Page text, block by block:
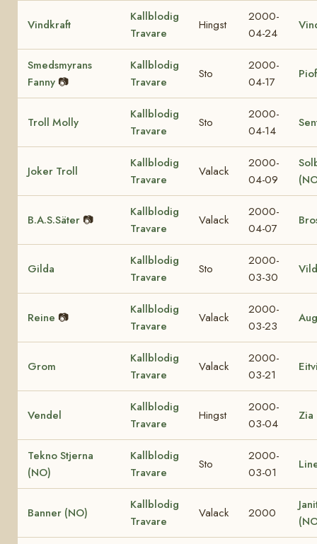
Vindkraft
Kallblodig
Travare
Hingst
2000-
04-24
Smedsmyrans
Fanny 📷
Kallblodig
Travare
Sto
2000-
04-17
Troll Molly
Kallblodig
Travare
Sto
2000-
04-14
Joker Troll
Kallblodig
Travare
Valack
2000-
04-09
B.A.S.Säter 📷
Kallblodig
Travare
Valack
2000-
04-07
Gilda
Kallblodig
Travare
Sto
2000-
03-30
Reine 📷
Kallblodig
Travare
Valack
2000-
03-23
Grom
Kallblodig
Travare
Valack
2000-
03-21
Vendel
Kallblodig
Travare
Hingst
2000-
03-04
Zia
Tekno Stjerna
(NO)
Kallblodig
Travare
Sto
2000-
03-01
Banner (NO)
Kallblodig
Travare
Valack 2000